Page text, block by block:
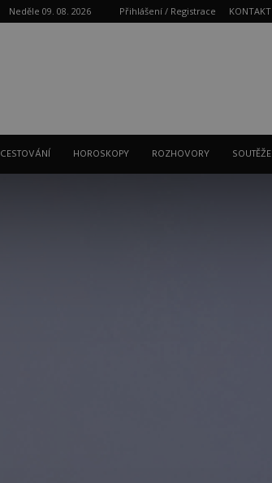
Neděle 09. 08. 2026 Přihlášení / Registrace KONTAKT
CESTOVÁNÍ HOROSKOPY ROZHOVORY SOUTĚŽE